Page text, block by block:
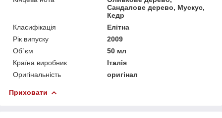
Сандалове дерево, Мускус,
Кедр
Класифікація
Елітна
Рік випуску
2009
Об`єм
50 мл
Країна виробник
Італія
Оригінальність
оригінал
Приховати